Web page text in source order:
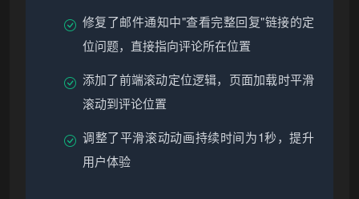
修复了邮件通知中"查看完整回复"链接的定
位问题，直接指向评论所在位置
添加了前端滚动定位逻辑，页面加载时平滑
滚动到评论位置
调整了平滑滚动动画持续时间为1秒，提升
用户体验